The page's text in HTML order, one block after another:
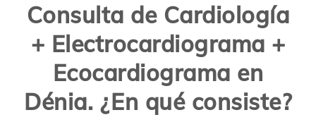
Consulta de Cardiología
+ Electrocardiograma +
Ecocardiograma en
Dénia. ¿En qué consiste?